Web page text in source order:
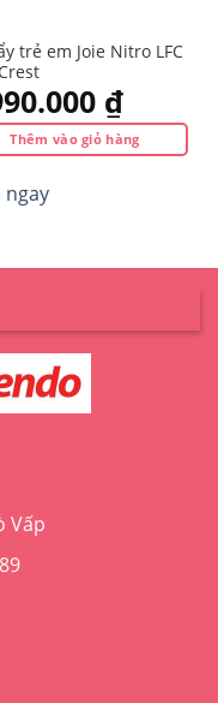
trẻ em Joie Nitro LFC
₫
Thêm vào giỏ hàng
ngay
Vấp